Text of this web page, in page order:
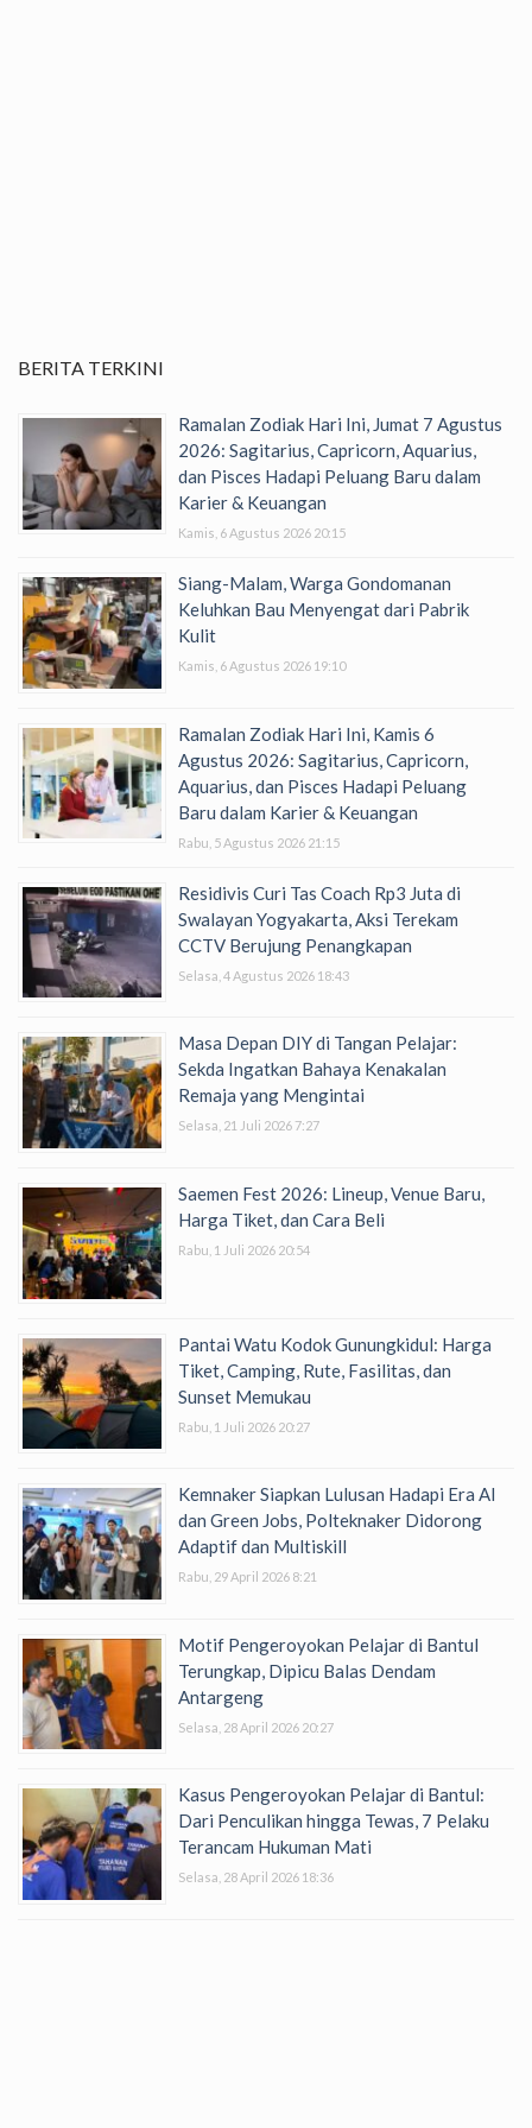
BERITA TERKINI
Ramalan Zodiak Hari Ini, Jumat 7 Agustus
2026: Sagitarius, Capricorn, Aquarius,
dan Pisces Hadapi Peluang Baru dalam
Karier & Keuangan
Kamis, 6 Agustus 2026 20:15
Siang-Malam, Warga Gondomanan
Keluhkan Bau Menyengat dari Pabrik
Kulit
Kamis, 6 Agustus 2026 19:10
Ramalan Zodiak Hari Ini, Kamis 6
Agustus 2026: Sagitarius, Capricorn,
Aquarius, dan Pisces Hadapi Peluang
Baru dalam Karier & Keuangan
Rabu, 5 Agustus 2026 21:15
Residivis Curi Tas Coach Rp3 Juta di
Swalayan Yogyakarta, Aksi Terekam
CCTV Berujung Penangkapan
Selasa, 4 Agustus 2026 18:43
Masa Depan DIY di Tangan Pelajar:
Sekda Ingatkan Bahaya Kenakalan
Remaja yang Mengintai
Selasa, 21 Juli 2026 7:27
Saemen Fest 2026: Lineup, Venue Baru,
Harga Tiket, dan Cara Beli
Rabu, 1 Juli 2026 20:54
Pantai Watu Kodok Gunungkidul: Harga
Tiket, Camping, Rute, Fasilitas, dan
Sunset Memukau
Rabu, 1 Juli 2026 20:27
Kemnaker Siapkan Lulusan Hadapi Era AI
dan Green Jobs, Polteknaker Didorong
Adaptif dan Multiskill
Rabu, 29 April 2026 8:21
Motif Pengeroyokan Pelajar di Bantul
Terungkap, Dipicu Balas Dendam
Antargeng
Selasa, 28 April 2026 20:27
Kasus Pengeroyokan Pelajar di Bantul:
Dari Penculikan hingga Tewas, 7 Pelaku
Terancam Hukuman Mati
Selasa, 28 April 2026 18:36